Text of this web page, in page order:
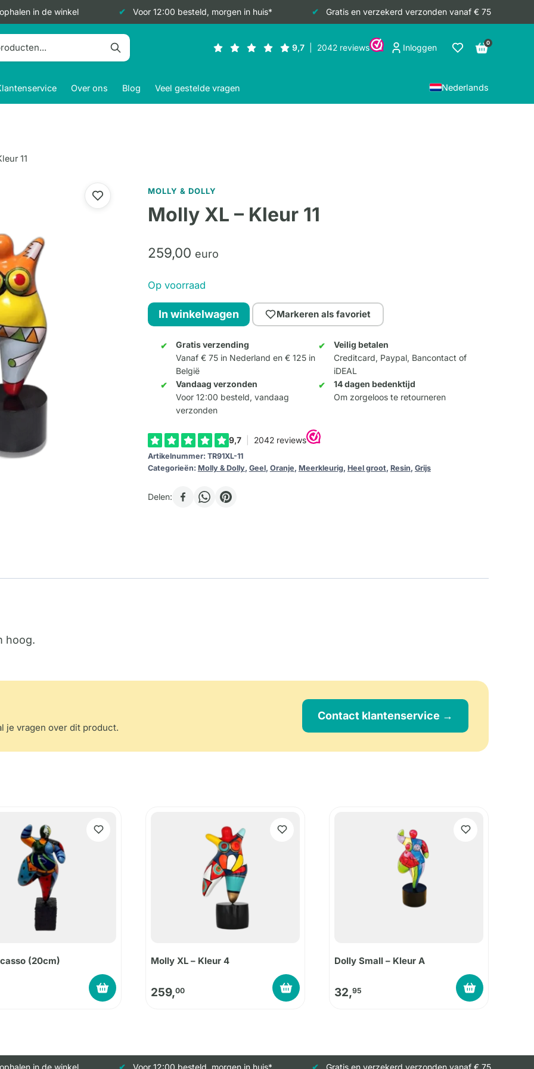
in de winkel Voor 12:00 besteld, morgen in huis* Gratis en verzekerd verzonden vanaf € 75
Inloggen 0
Over ons Blog Veel gestelde vragen Nederlands
11
MOLLY & DOLLY
Molly XL – Kleur 11
259,00 euro
Op voorraad
Molly
XL
aantal
In winkelwagen Markeren als favoriet
Gratis verzending
Vanaf € 75 in Nederland en € 125 in
België
Veilig betalen
Creditcard, Paypal, Bancontact of
iDEAL
Vandaag verzonden
Voor 12:00 besteld, vandaag
verzonden
14 dagen bedenktijd
Om zorgeloos te retourneren
Artikelnummer: TR91XL-11
Categorieën: Molly & Dolly, Geel, Oranje, Meerkleurig, Heel groot, Resin, Grijs
Delen:
hoog.
je vragen over dit product.
Contact klantenservice →
(20cm) Molly XL – Kleur 4
259,00
Dolly Small – Kleur A
32,95
in de winkel Voor 12:00 besteld, morgen in huis* Gratis en verzekerd verzonden vanaf € 75